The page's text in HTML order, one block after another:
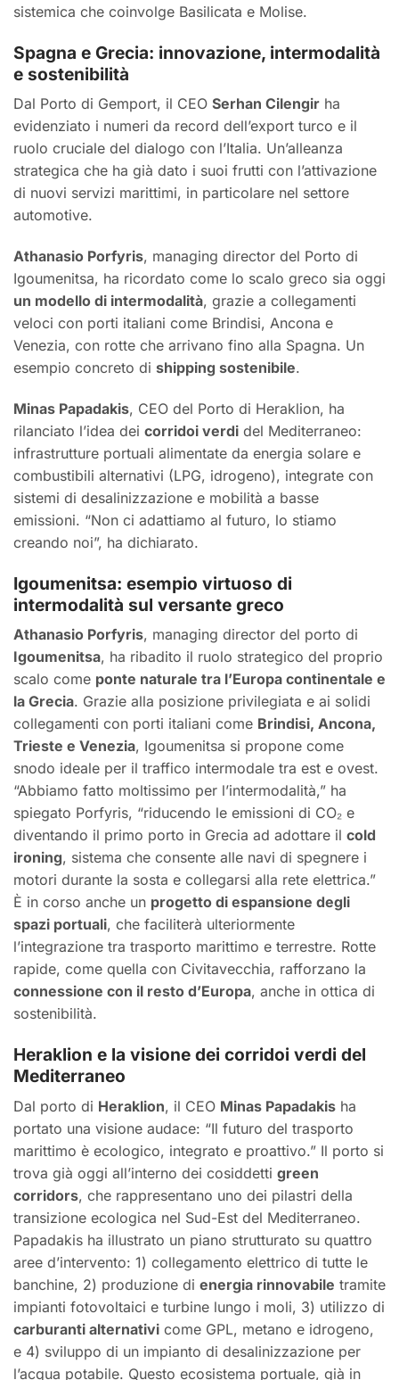
sistemica che coinvolge Basilicata e Molise.
Spagna e Grecia: innovazione, intermodalità
e sostenibilità
Dal Porto di Gemport, il CEO Serhan Cilengir ha
evidenziato i numeri da record dell’export turco e il
ruolo cruciale del dialogo con l’Italia. Un’alleanza
strategica che ha già dato i suoi frutti con l’attivazione
di nuovi servizi marittimi, in particolare nel settore
automotive.
Athanasio Porfyris, managing director del Porto di
Igoumenitsa, ha ricordato come lo scalo greco sia oggi
un modello di intermodalità, grazie a collegamenti
veloci con porti italiani come Brindisi, Ancona e
Venezia, con rotte che arrivano fino alla Spagna. Un
esempio concreto di shipping sostenibile.
Minas Papadakis, CEO del Porto di Heraklion, ha
rilanciato l’idea dei corridoi verdi del Mediterraneo:
infrastrutture portuali alimentate da energia solare e
combustibili alternativi (LPG, idrogeno), integrate con
sistemi di desalinizzazione e mobilità a basse
emissioni. “Non ci adattiamo al futuro, lo stiamo
creando noi”, ha dichiarato.
Igoumenitsa: esempio virtuoso di
intermodalità sul versante greco
Athanasio Porfyris, managing director del porto di
Igoumenitsa, ha ribadito il ruolo strategico del proprio
scalo come ponte naturale tra l’Europa continentale e
la Grecia. Grazie alla posizione privilegiata e ai solidi
collegamenti con porti italiani come Brindisi, Ancona,
Trieste e Venezia, Igoumenitsa si propone come
snodo ideale per il traffico intermodale tra est e ovest.
“Abbiamo fatto moltissimo per l’intermodalità,” ha
spiegato Porfyris, “riducendo le emissioni di CO₂ e
diventando il primo porto in Grecia ad adottare il cold
ironing, sistema che consente alle navi di spegnere i
motori durante la sosta e collegarsi alla rete elettrica.”
È in corso anche un progetto di espansione degli
spazi portuali, che faciliterà ulteriormente
l’integrazione tra trasporto marittimo e terrestre. Rotte
rapide, come quella con Civitavecchia, rafforzano la
connessione con il resto d’Europa, anche in ottica di
sostenibilità.
Heraklion e la visione dei corridoi verdi del
Mediterraneo
Dal porto di Heraklion, il CEO Minas Papadakis ha
portato una visione audace: “Il futuro del trasporto
marittimo è ecologico, integrato e proattivo.” Il porto si
trova già oggi all’interno dei cosiddetti green
corridors, che rappresentano uno dei pilastri della
transizione ecologica nel Sud-Est del Mediterraneo.
Papadakis ha illustrato un piano strutturato su quattro
aree d’intervento: 1) collegamento elettrico di tutte le
banchine, 2) produzione di energia rinnovabile tramite
impianti fotovoltaici e turbine lungo i moli, 3) utilizzo di
carburanti alternativi come GPL, metano e idrogeno,
e 4) sviluppo di un impianto di desalinizzazione per
l’acqua potabile. Questo ecosistema portuale, già in